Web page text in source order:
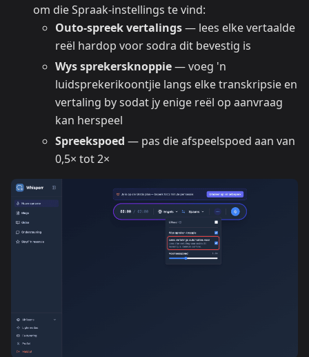
om die Spraak-instellings te vind:
Outo-spreek vertalings— lees elke vertaalde
reël hardop voor sodra dit bevestig is
Wys sprekersknoppie— voeg 'n
luidsprekerikoontjie langs elke transkripsie en
vertaling by sodat jy enige reël op aanvraag
kan herspeel
Spreekspoed — pas die afspeelspoed aan van
0,5× tot 2×